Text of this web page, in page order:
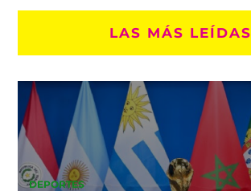
LAS MÁS LEÍDAS
DEPORTES